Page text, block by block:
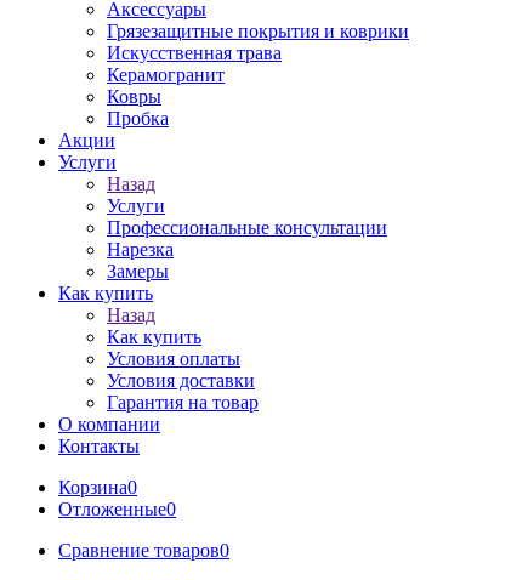
Аксессуары
Грязезащитные покрытия и коврики
Искусственная трава
Керамогранит
Ковры
Пробка
Акции
Услуги
Назад
Услуги
Профессиональные консультации
Нарезка
Замеры
Как купить
Назад
Как купить
Условия оплаты
Условия доставки
Гарантия на товар
О компании
Контакты
Корзина0
Отложенные0
Сравнение товаров0